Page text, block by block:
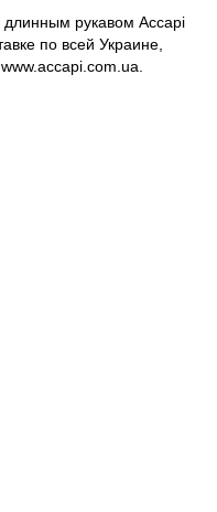
длинным рукавом Accapi
по всей Украине,